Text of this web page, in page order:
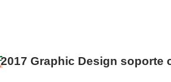
2017 Graphic Design